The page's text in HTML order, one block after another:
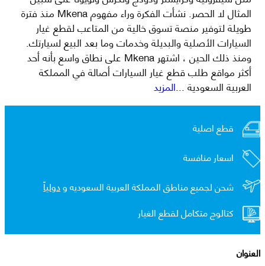
المثال لا الحصر. نشأت الفكرة وراء مفهوم Mkena منذ فترة
طويلة لتوفير منصة تسوق خالية من المتاعب لقطع غيار
السيارات الأصلية والبديلة وخدمات وما بعد البيع لسيارتك.
ومنذ ذلك الحين ، اشتهر Mkena على نطاق واسع بأنه أحد
أكثر مواقع طلب قطع غيار السيارات أصالة في المملكة
العربية السعودية...المزيد
قطع اصلية
اسعار منافسة
شحن لجميع مناطق المملكة العربية السعوديه ودولياً
كتالوج متكامل لقطع الغيار
العنوان